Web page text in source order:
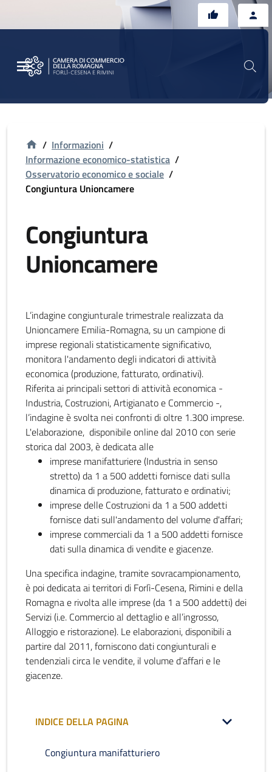
/ Informazioni /
Informazione economico-statistica /
Osservatorio economico e sociale /
Congiuntura Unioncamere
Congiuntura
Unioncamere
L’indagine congiunturale trimestrale realizzata da
Unioncamere Emilia-Romagna, su un campione di
imprese regionali statisticamente significativo,
monitora l'andamento degli indicatori di attività
economica (produzione, fatturato, ordinativi).
Riferita ai principali settori di attività economica -
Industria, Costruzioni, Artigianato e Commercio -,
l’indagine è svolta nei confronti di oltre 1.300 imprese.
L'elaborazione, disponibile online dal 2010 con serie
storica dal 2003, è dedicata alle
imprese manifatturiere (Industria in senso
stretto) da 1 a 500 addetti fornisce dati sulla
dinamica di produzione, fatturato e ordinativi;
imprese delle Costruzioni da 1 a 500 addetti
fornisce dati sull'andamento del volume d'affari;
imprese commerciali da 1 a 500 addetti fornisce
dati sulla dinamica di vendite e giacenze.
Una specifica indagine, tramite sovracampionamento,
è poi dedicata ai territori di Forlì-Cesena, Rimini e della
Romagna e rivolta alle imprese (da 1 a 500 addetti) dei
Servizi (i.e. Commercio al dettaglio e all’ingrosso,
Alloggio e ristorazione). Le elaborazioni, disponibili a
partire dal 2011, forniscono dati congiunturali e
tendenziali circa le vendite, il volume d’affari e le
giacenze.
INDICE DELLA PAGINA
Congiuntura manifatturiero